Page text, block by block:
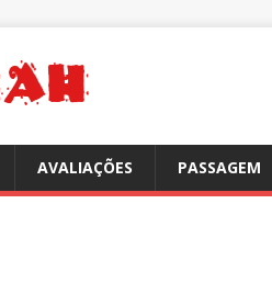
AVALIAÇÕES PASSAGEM